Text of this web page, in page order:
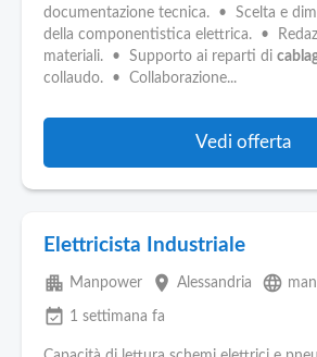
Pubblica
Offerte
Aziende
documentazione tecnica. • Scelta e
della componentistica elettrica. •
materiali. • Supporto ai reparti di
collaudo. • Collaborazione...
Vedi offerta
Elettricista Industriale
apartment Manpower place Alessandria language
event_available 1 settimana fa